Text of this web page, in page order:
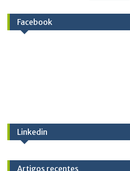
Facebook
Linkedin
Artigos recentes